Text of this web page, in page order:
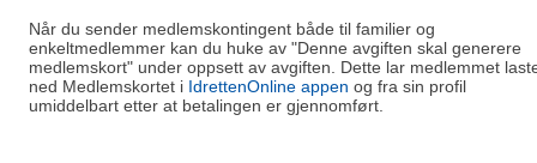
Når du sender medlemskontingent både til familier og
enkeltmedlemmer kan du huke av "Denne avgiften skal generere
medlemskort" under oppsett av avgiften. Dette lar medlemmet
ned Medlemskortet i IdrettenOnline appen og fra sin profil
umiddelbart etter at betalingen er gjennomført.